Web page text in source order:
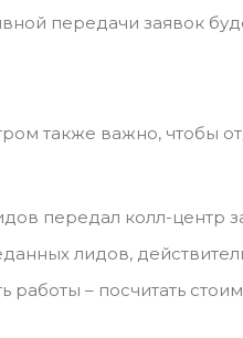
передачи заявок
также важно, чтобы
передал колл-центр
лидов,
– посчитать